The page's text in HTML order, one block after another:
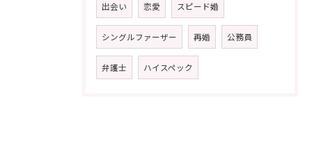
出会い 恋愛 スピード婚
シングルファーザー 再婚 公務員
弁護士 ハイスペック